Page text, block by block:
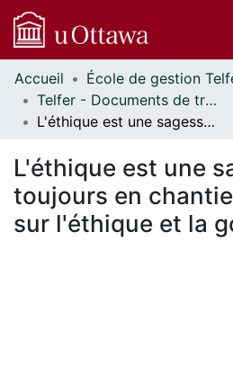
Communautés
et collections
Parcourir
À propos
Accueil
Telfer - Documents de travail // Telfer - Working Papers
L'éthique est une sagesse toujours en chantier: réflexions sur l'éthique et la gouvernance
L'éthique est une
toujours en
sur l'éthique et la